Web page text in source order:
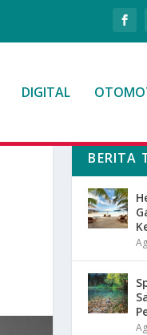
DIGITAL
BERITA